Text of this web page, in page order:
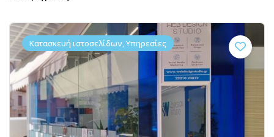
Κατασκευή ιστοσελίδων, Υπηρεσίες